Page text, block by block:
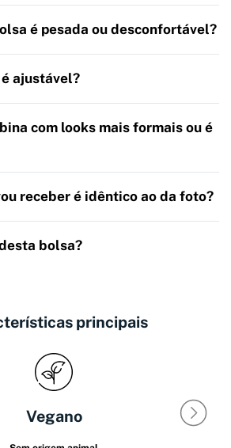
é pesada ou desconfortável?
ajustável?
com looks mais formais ou é
receber é idêntico ao da foto?
bolsa?
principais
Vegano